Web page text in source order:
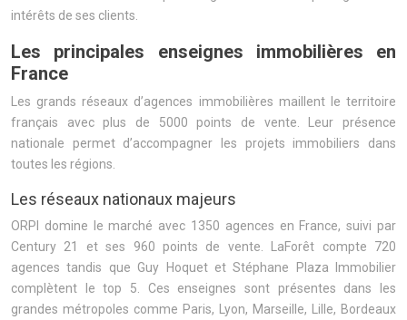
intérêts de ses clients.
Les principales enseignes immobilières en
France
Les grands réseaux d’agences immobilières maillent le territoire
français avec plus de 5000 points de vente. Leur présence
nationale permet d’accompagner les projets immobiliers dans
toutes les régions.
Les réseaux nationaux majeurs
ORPI domine le marché avec 1350 agences en France, suivi par
Century 21 et ses 960 points de vente. LaForêt compte 720
agences tandis que Guy Hoquet et Stéphane Plaza Immobilier
complètent le top 5. Ces enseignes sont présentes dans les
grandes métropoles comme Paris, Lyon, Marseille, Lille, Bordeaux